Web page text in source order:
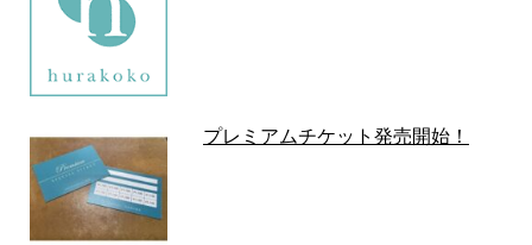
プレミアムチケット発売開始！